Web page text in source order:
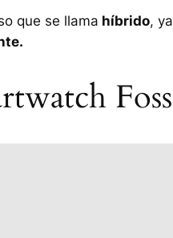
que se llama híbrido,